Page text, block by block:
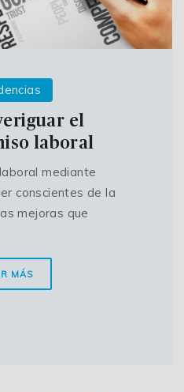
el
laboral
mediante
conscientes de la
mejoras que
MÁS